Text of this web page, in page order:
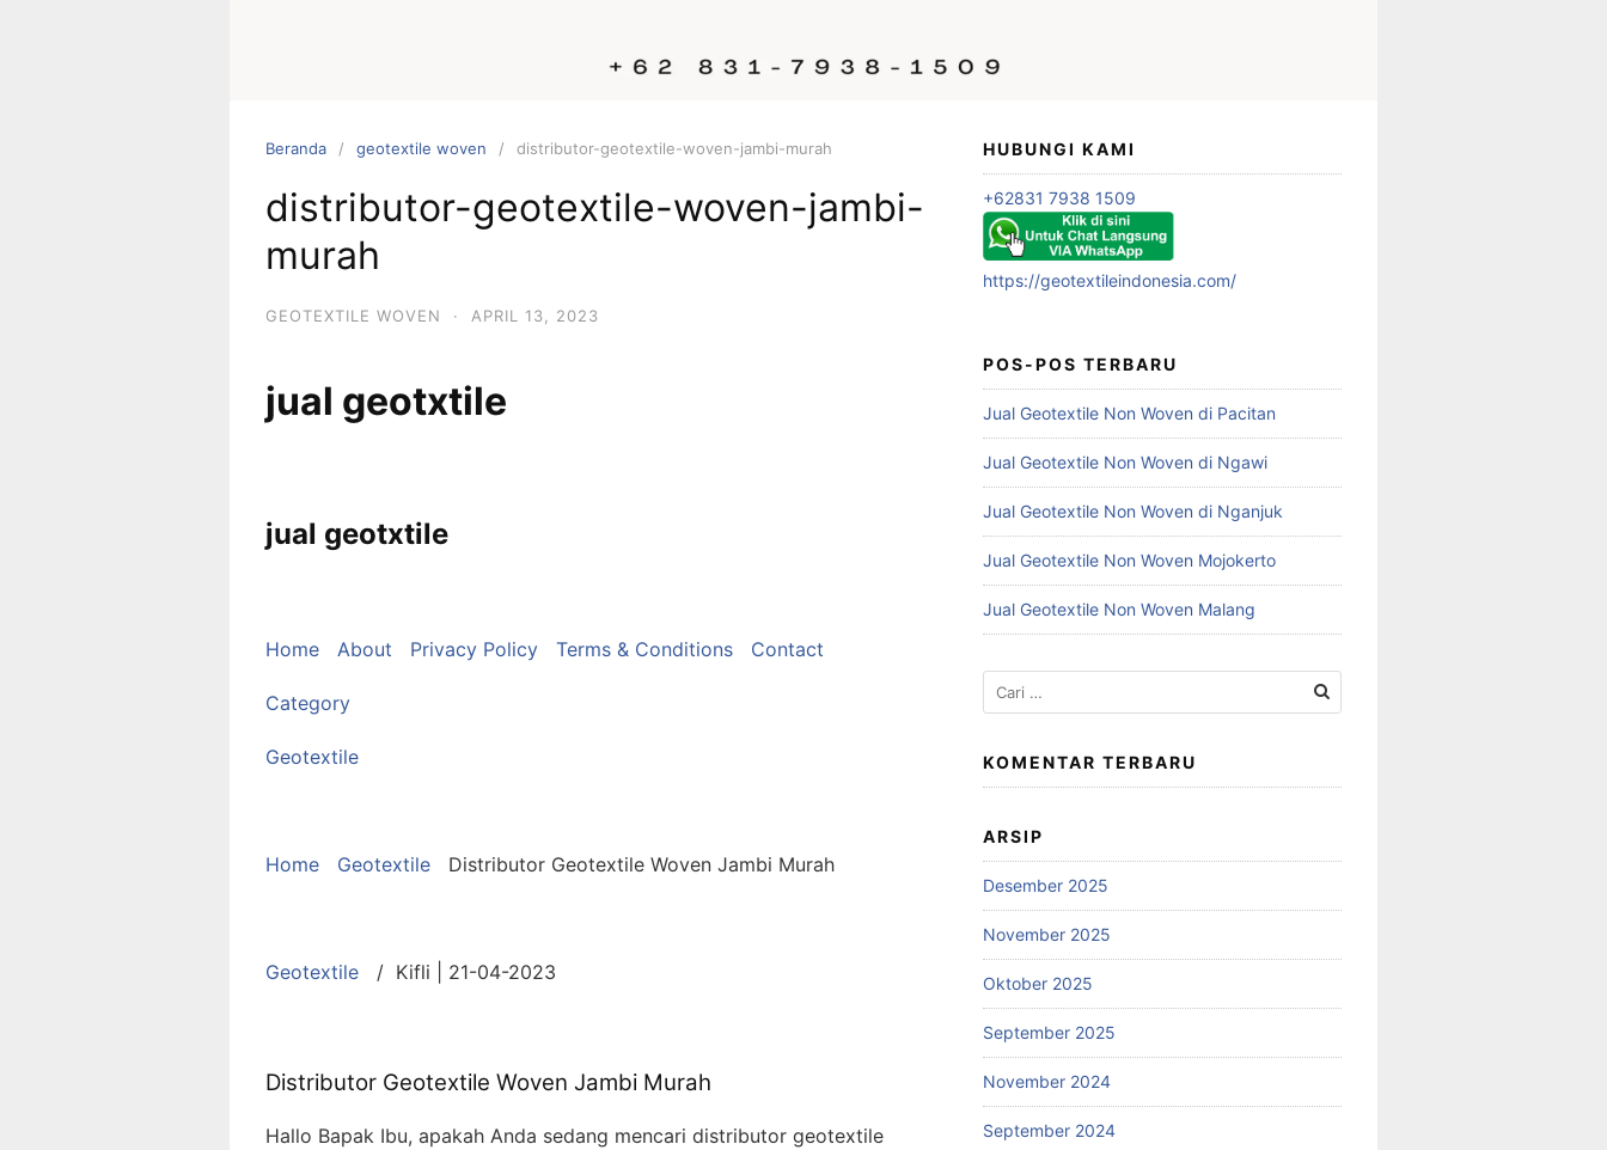
Beranda geotextile woven distributor-geotextile-woven-jambi-murah
distributor-geotextile-woven-jambi-
murah
GEOTEXTILE WOVEN · APRIL 13, 2023
jual geotxtile
jual geotxtile
Home About Privacy Policy Terms & Conditions Contact
Category
Geotextile
Home Geotextile Distributor Geotextile Woven Jambi Murah
Geotextile / Kifli | 21-04-2023
Distributor Geotextile Woven Jambi Murah
Hallo Bapak Ibu, apakah Anda sedang mencari distributor geotextile
HUBUNGI KAMI
+62831 7938 1509
https://geotextileindonesia.com/
POS-POS TERBARU
Jual Geotextile Non Woven di Pacitan
Jual Geotextile Non Woven di Ngawi
Jual Geotextile Non Woven di Nganjuk
Jual Geotextile Non Woven Mojokerto
Jual Geotextile Non Woven Malang
Cari
untuk:
KOMENTAR TERBARU
ARSIP
Desember 2025
November 2025
Oktober 2025
September 2025
November 2024
September 2024